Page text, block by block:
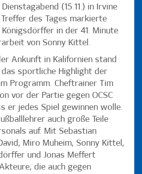
(15.11.) in Irvine
Treffer des Tages markierte
Königsdörffer in der 41. Minute
von Sonny Kittel.
Ankunft in Kalifornien stand
sportliche Highlight der
Programm. Cheftrainer Tim
vor der Partie gegen OCSC
er jedes Spiel gewinnen wolle.
auch große Teile
auf. Mit Sebastian
Miro Muheim, Sonny Kittel,
und Jonas Meffert
die auch gegen